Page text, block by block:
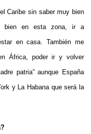
Caribe sin saber muy bien
bien en esta zona, ir a
en casa. También me
África, poder ir y volver
patria” aunque España
y La Habana que será la